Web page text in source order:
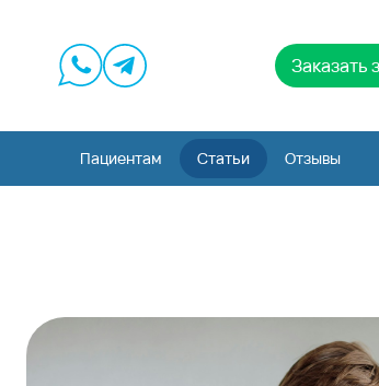
Заказать
Пациентам Статьи Отзывы